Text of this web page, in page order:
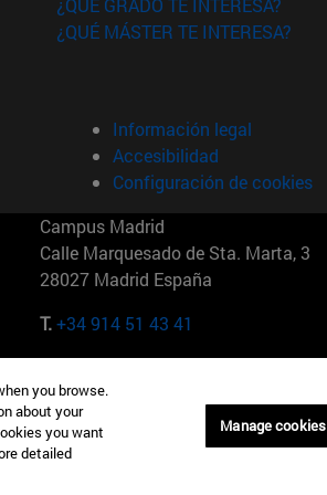
ventana)
en nueva ventana)
nueva ventana)
¿QUÉ GRADO TE INTERESA?
¿QUÉ MÁSTER TE INTERESA?
Información legal
Accesibilidad
Configuración de cookies
Campus Madrid
Calle Marquesado de Sta. Marta, 3
28027 Madrid España
T.+34 914 51 43 41
Maria-Theresia-Straße 15 81675
Múnich Alemania
T.+49 89 24209790
you browse.
about your
you want
detailed
Manage cookies